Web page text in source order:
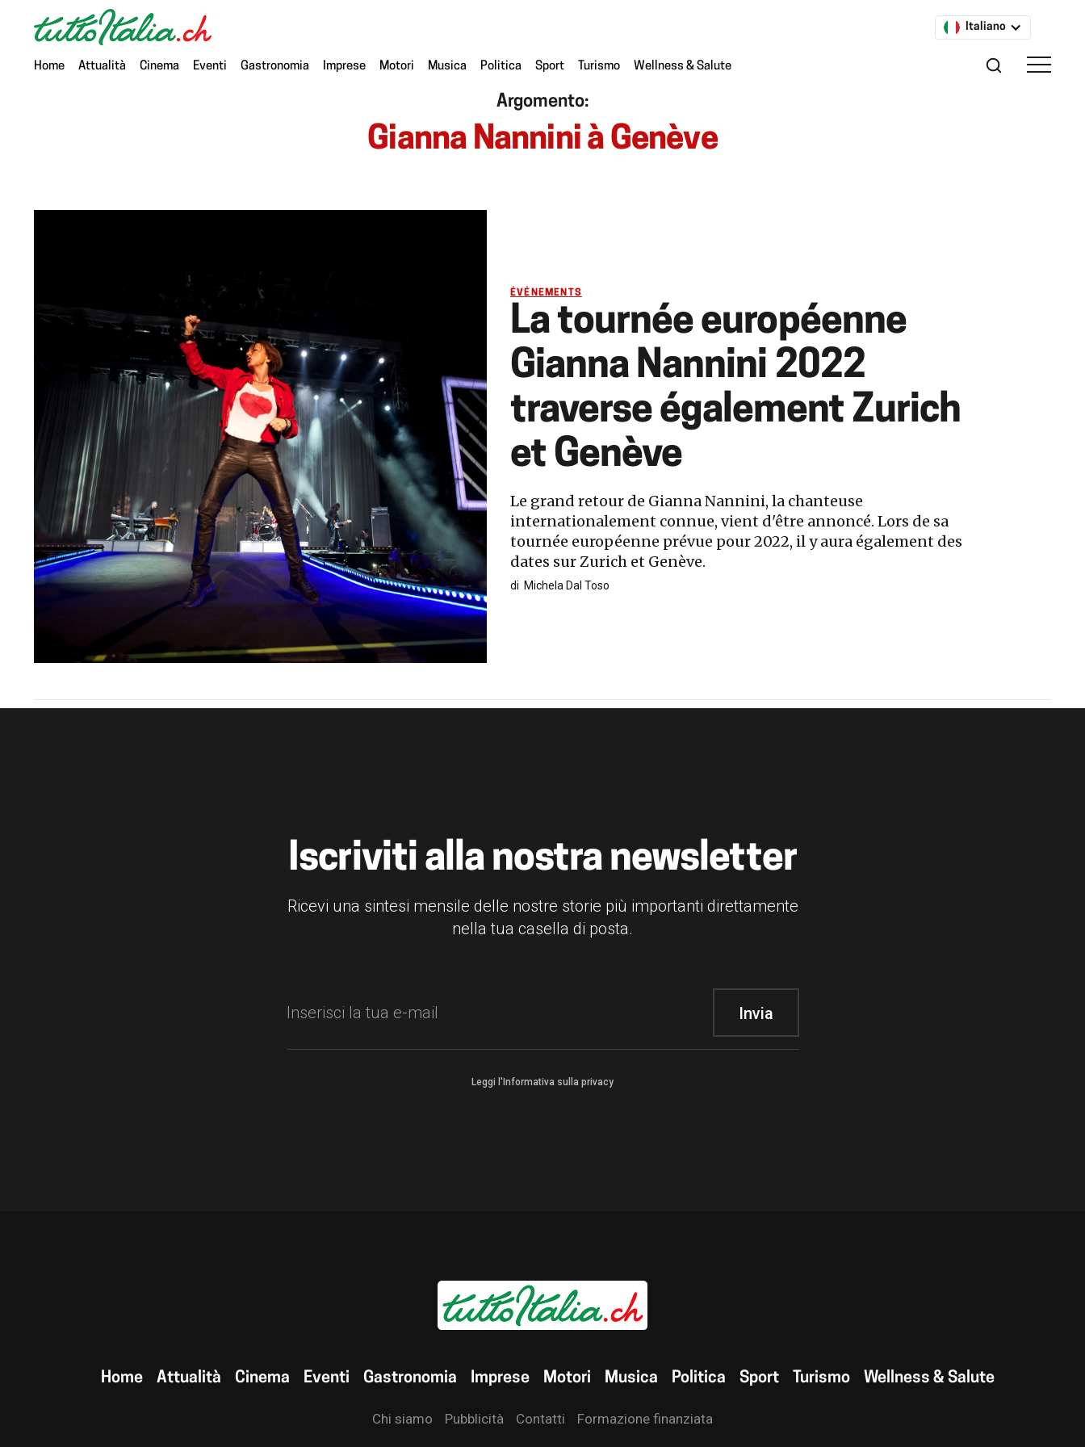
Italiano
Home Attualità Cinema Eventi Gastronomia Imprese Motori Musica Politica Sport Turismo Wellness & Salute
Argomento:
Gianna Nannini à Genève
ÉVÉNEMENTS
La tournée européenne
Gianna Nannini 2022
traverse également Zurich
et Genève
Le grand retour de Gianna Nannini, la chanteuse
internationalement connue, vient d'être annoncé. Lors de sa
tournée européenne prévue pour 2022, il y aura également des
dates sur Zurich et Genève.
di Michela Dal Toso
Iscriviti alla nostra newsletter
Ricevi una sintesi mensile delle nostre storie più importanti direttamente
nella tua casella di posta.
Leggi l'Informativa sulla privacy
Home Attualità Cinema Eventi Gastronomia Imprese Motori Musica Politica Sport Turismo Wellness & Salute
Chi siamo Pubblicità Contatti Formazione finanziata